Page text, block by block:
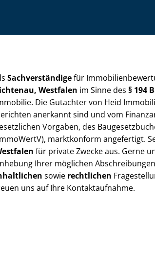
Sachverständigefür
Westfalen im Sinne des§ 194
Die Gutachter von Heid
anerkannt sind und vom
Vorgaben, des
marktkonform angefertigt.
für private Zwecke aus. Gerne
Ihrer möglichen
sowie rechtlichen
uns auf Ihre Kontaktaufnahme.